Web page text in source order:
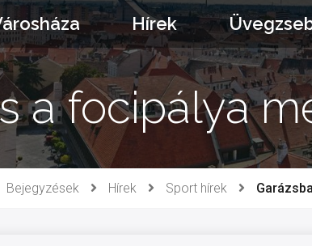
Hírek
a focipálya
Bejegyzések Hírek Sport hírek